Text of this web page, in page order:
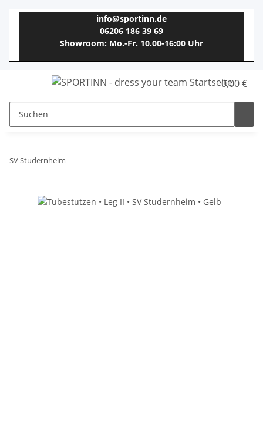
info@sportinn.de
06206 186 39 69
Showroom: Mo.-Fr. 10.00-16:00 Uhr
0,00 €
SV Studernheim